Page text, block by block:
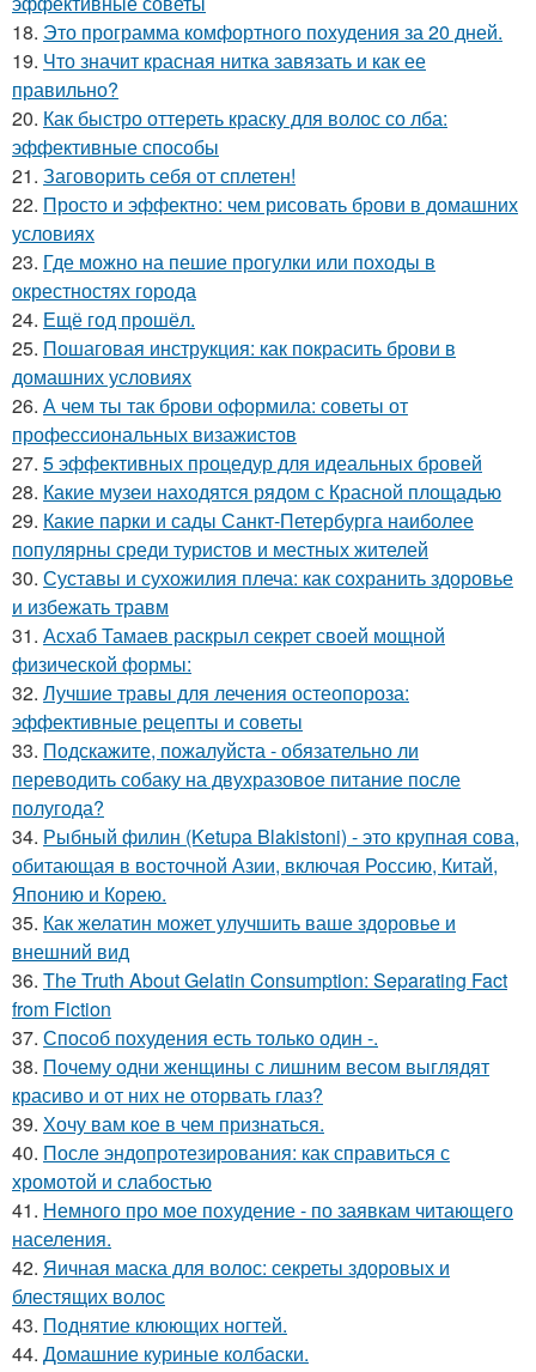
18. Это программа комфортного похудения за 20 дней.
19. Что значит красная нитка завязать и как ее
правильно?
20. Как быстро оттереть краску для волос со лба:
эффективные способы
21. Заговорить себя от сплетен!
22. Просто и эффектно: чем рисовать брови в домашних
условиях
23. Где можно на пешие прогулки или походы в
окрестностях города
24. Ещё год прошёл.
25. Пошаговая инструкция: как покрасить брови в
домашних условиях
26. А чем ты так брови оформила: советы от
профессиональных визажистов
27. 5 эффективных процедур для идеальных бровей
28. Какие музеи находятся рядом с Красной площадью
29. Какие парки и сады Санкт-Петербурга наиболее
популярны среди туристов и местных жителей
30. Суставы и сухожилия плеча: как сохранить здоровье
и избежать травм
31. Асхаб Тамаев раскрыл секрет своей мощной
физической формы:
32. Лучшие травы для лечения остеопороза:
эффективные рецепты и советы
33. Подскажите, пожалуйста - обязательно ли
переводить собаку на двухразовое питание после
полугода?
34. Рыбный филин (Ketupa Blakistoni) - это крупная сова,
обитающая в восточной Азии, включая Россию, Китай,
Японию и Корею.
35. Как желатин может улучшить ваше здоровье и
внешний вид
36. The Truth About Gelatin Consumption: Separating Fact
from Fiction
37. Способ похудения есть только один -.
38. Почему одни женщины с лишним весом выглядят
красиво и от них не оторвать глаз?
39. Хочу вам кое в чем признаться.
40. После эндопротезирования: как справиться с
хромотой и слабостью
41. Немного про мое похудение - по заявкам читающего
населения.
42. Яичная маска для волос: секреты здоровых и
блестящих волос
43. Поднятие клюющих ногтей.
44. Домашние куриные колбаски.